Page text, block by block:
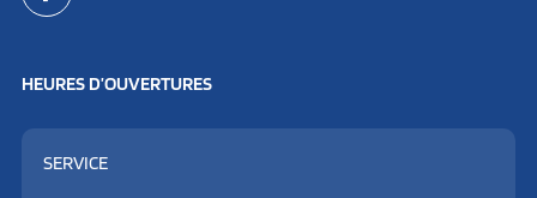
HEURES D’OUVERTURES
SERVICE